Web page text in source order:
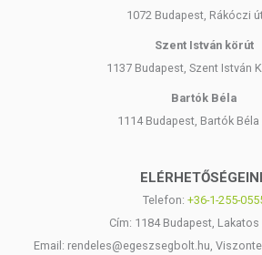
1072 Budapest, Rákóczi
Szent István körút
1137 Budapest, Szent István
Bartók Béla
1114 Budapest, Bartók Béla
Telefon: +36-1-255-
Cím: 1184 Budapest,
Email: rendeles@egeszsegbolt.hu,